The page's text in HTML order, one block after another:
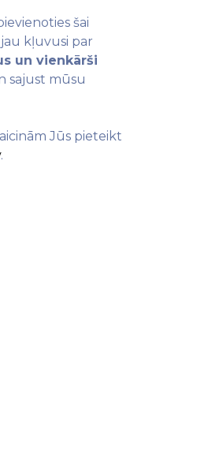
šai
kļuvusi par
un vienkārši
sajust mūsu
Jūs pieteikt
.